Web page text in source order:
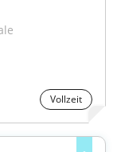
Vollzeit